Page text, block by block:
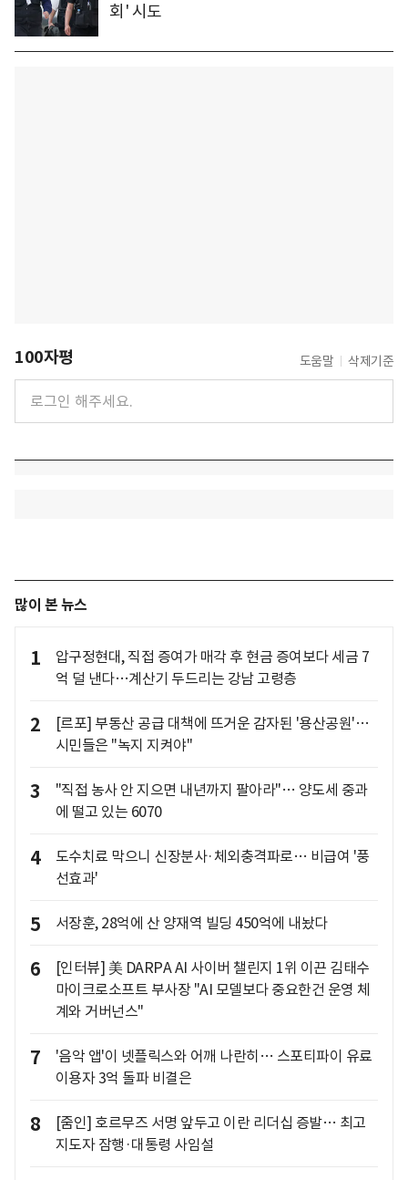
회' 시도
100자평 도움말 삭제기준
많이 본 뉴스
1
압구정현대, 직접 증여가 매각 후 현금 증여보다 세금 7
억 덜 낸다…계산기 두드리는 강남 고령층
2
[르포] 부동산 공급 대책에 뜨거운 감자된 '용산공원'…
시민들은 "녹지 지켜야"
3
"직접 농사 안 지으면 내년까지 팔아라"… 양도세 중과
에 떨고 있는 6070
4
도수치료 막으니 신장분사·체외충격파로… 비급여 '풍
선효과'
5 서장훈, 28억에 산 양재역 빌딩 450억에 내놨다
6
[인터뷰] 美 DARPA AI 사이버 챌린지 1위 이끈 김태수
마이크로소프트 부사장 "AI 모델보다 중요한건 운영 체
계와 거버넌스"
7
'음악 앱'이 넷플릭스와 어깨 나란히… 스포티파이 유료
이용자 3억 돌파 비결은
8
[줌인] 호르무즈 서명 앞두고 이란 리더십 증발… 최고
지도자 잠행·대통령 사임설